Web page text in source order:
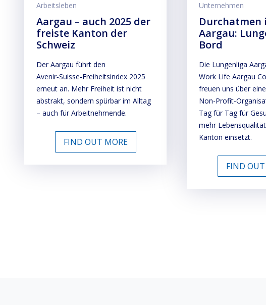
Arbeitsleben
Aargau – auch 2025 der
freiste Kanton der
Schweiz
Der Aargau führt den
Avenir‑Suisse‑Freiheitsindex 2025
erneut an. Mehr Freiheit ist nicht
abstrakt, sondern spürbar im Alltag
– auch für Arbeitnehmende.
FIND OUT MORE
Unternehmen
Durchatmen
Aargau:
Bord
Die Lungenliga
Work Life Aargau
freuen uns über
Non-Profit-
Tag für Tag für
mehr
Kanton einsetzt.
FIND